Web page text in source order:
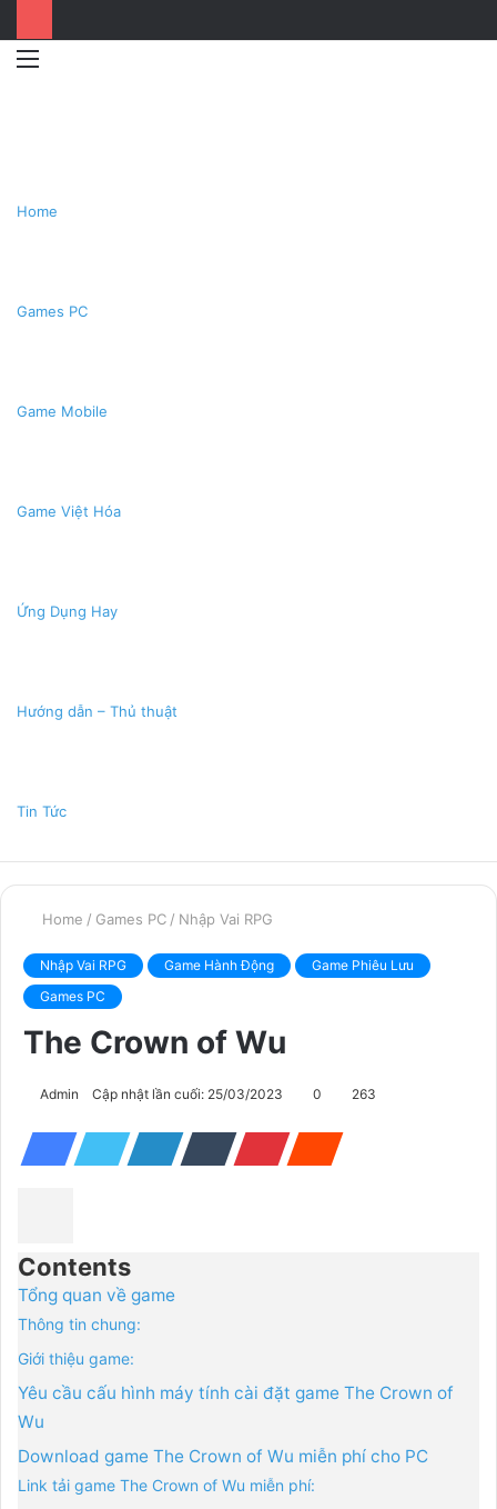
Home
Games PC
Game Mobile
Game Việt Hóa
Ứng Dụng Hay
Hướng dẫn – Thủ thuật
Tin Tức
Home / Games PC / Nhập Vai RPG
Nhập Vai RPG Game Hành Động
Game Phiêu Lưu
Games PC
The Crown of Wu
Admin Cập nhật lần cuối: 25/03/2023 0 263
Contents
Tổng quan về game
Thông tin chung:
Giới thiệu game:
Yêu cầu cấu hình máy tính cài đặt game The Crown of
Wu
Download game The Crown of Wu miễn phí cho PC
Link tải game The Crown of Wu miễn phí: